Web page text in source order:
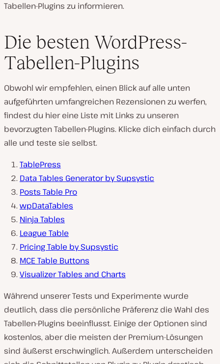
Tabellen-Plugins zu informieren.
Die besten WordPress-
Tabellen-Plugins
Obwohl wir empfehlen, einen Blick auf alle unten
aufgeführten umfangreichen Rezensionen zu werfen,
findest du hier eine Liste mit Links zu unseren
bevorzugten Tabellen-Plugins. Klicke dich einfach durch
alle und teste sie selbst.
TablePress
Data Tables Generator by Supsystic
Posts Table Pro
wpDataTables
Ninja Tables
League Table
Pricing Table by Supsystic
MCE Table Buttons
Visualizer Tables and Charts
Während unserer Tests und Experimente wurde
deutlich, dass die persönliche Präferenz die Wahl des
Tabellen-Plugins beeinflusst. Einige der Optionen sind
kostenlos, aber die meisten der Premium-Lösungen
sind äußerst erschwinglich. Außerdem unterscheiden